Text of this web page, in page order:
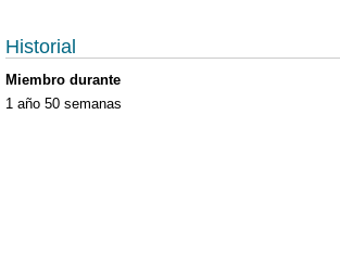
Historial
Miembro durante
1 año 50 semanas